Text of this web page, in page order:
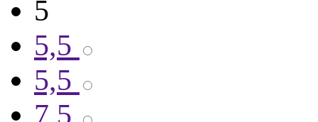
5
5,5
5,5
7,5